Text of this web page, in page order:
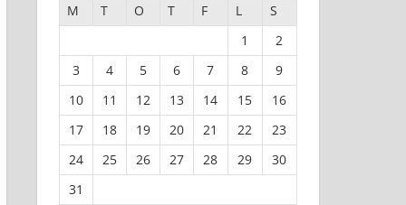
M T O T F L
S
1
2
3
4 5 6 7 8
9
10
11 12 13 14 15
16
17
18 19 20 21 22
23
24
25 26 27 28 29
30
31